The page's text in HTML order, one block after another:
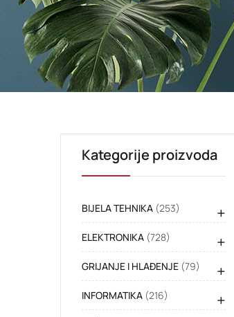
Kategorije proizvoda
BIJELA TEHNIKA (253) +
ELEKTRONIKA (728) +
GRIJANJE I HLAĐENJE (79) +
INFORMATIKA (216) +